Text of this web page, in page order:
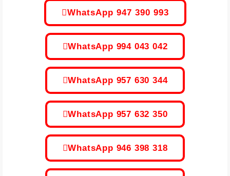
WhatsApp 947 390 993
WhatsApp 994 043 042
WhatsApp 957 630 344
WhatsApp 957 632 350
WhatsApp 946 398 318